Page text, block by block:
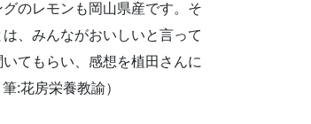
のレモンも岡山県産です。そ
、みんながおいしいと言って
てもらい、感想を植田さんに
:花房栄養教諭）